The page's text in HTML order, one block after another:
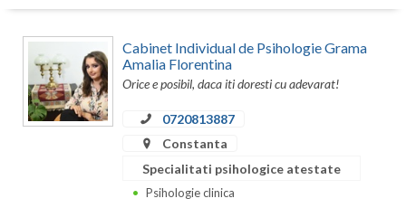
Calarasi
Caras-Severin
Cluj
Constanta
Cabinet Individual de Psihologie Grama
Amalia Florentina
Orice e posibil, daca iti doresti cu adevarat!
0720813887
Constanta
Specialitati psihologice atestate
Psihologie clinica